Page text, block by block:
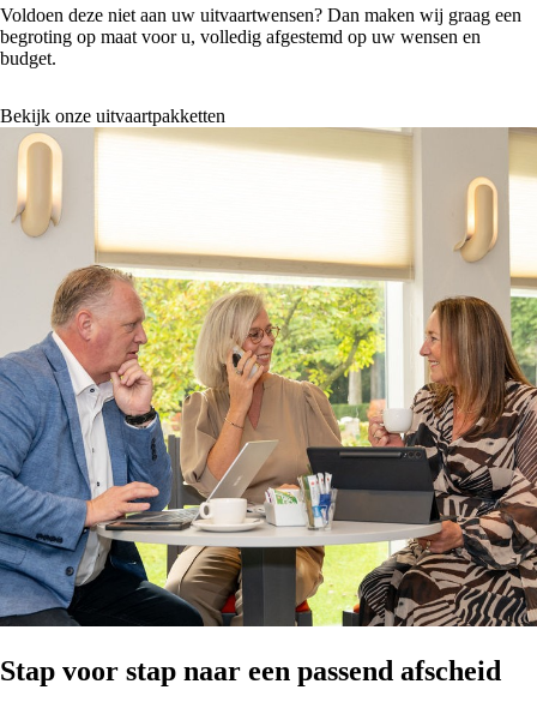
Voldoen deze niet aan uw uitvaartwensen? Dan maken wij graag een
begroting op maat voor u, volledig afgestemd op uw wensen en
budget.
Bekijk onze uitvaartpakketten
Stap voor stap naar een passend afscheid